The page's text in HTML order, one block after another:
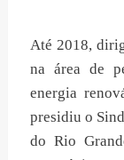
Até 2018,
na área de
energia
presidiu o
do Rio